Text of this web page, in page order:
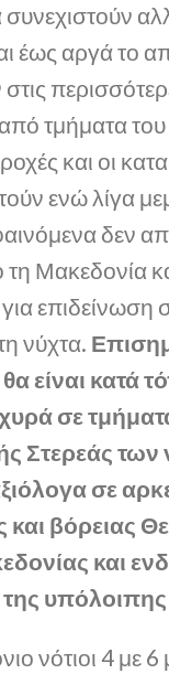
έως αργά το
τμήματα του
και οι
ενώ λίγα
δεν
Μακεδονία
επιδείνωση
νύχτα.
είναι κατά
σε
Στερεάς
σε
και βόρειας
και
νότιοι 4 με